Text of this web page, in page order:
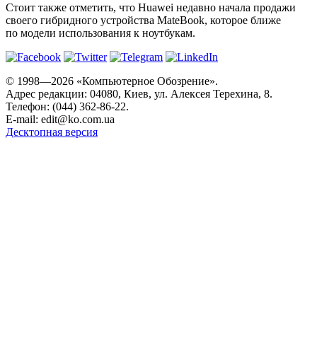
Стоит также отметить, что Huawei недавно начала продажи
своего гибридного устройства MateBook, которое ближе
по модели использования к ноутбукам.
© 1998—2026 «Компьютерное Обозрение».
Адрес редакции: 04080, Киев, ул. Алексея Терехина, 8.
Телефон: (044) 362-86-22.
E-mail: edit@ko.com.ua
Десктопная версия